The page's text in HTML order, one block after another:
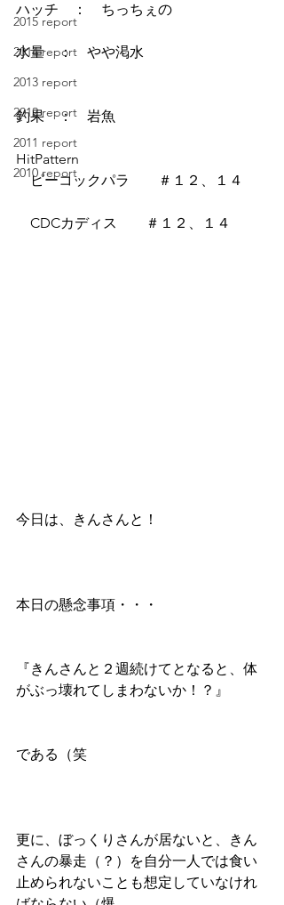
2015 report
2014 report
2013 report
2012 report
2011 report
2010 report
ハッチ　：　ちっちぇの
水量　：　やや渇水
釣果　：　岩魚
HitPattern
ピーコックパラ　　＃１２、１４
CDCカディス　　＃１２、１４
今日は、きんさんと！
本日の懸念事項・・・
『きんさんと２週続けてとなると、体
がぶっ壊れてしまわないか！？』
である（笑
更に、ぼっくりさんが居ないと、きん
さんの暴走（？）を自分一人では食い
止められないことも想定していなけれ